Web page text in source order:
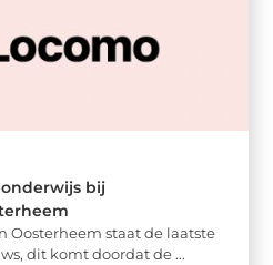
bij
staat de laatste
dit komt doordat de ...